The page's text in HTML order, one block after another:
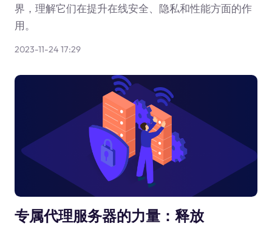
界，理解它们在提升在线安全、隐私和性能方面的作
用。
2023-11-24 17:29
专属代理服务器的力量：释放